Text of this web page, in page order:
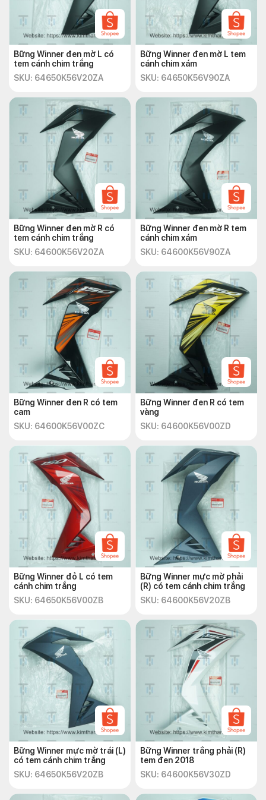
Bững Winner đen mờ L có
tem cánh chim trắng
SKU: 64650K56V20ZA
Bững Winner đen mờ L tem
cánh chim xám
SKU: 64650K56V90ZA
Bững Winner đen mờ R có
tem cánh chim trắng
SKU: 64600K56V20ZA
Bững Winner đen mờ R tem
cánh chim xám
SKU: 64600K56V90ZA
Bững Winner đen R có tem
cam
SKU: 64600K56V00ZC
Bững Winner đen R có tem
vàng
SKU: 64600K56V00ZD
Bững Winner đỏ L có tem
cánh chim trắng
SKU: 64650K56V00ZB
Bững Winner mực mờ phải
(R) có tem cánh chim trắng
SKU: 64600K56V20ZB
Bững Winner mực mờ trái (L)
có tem cánh chim trắng
SKU: 64650K56V20ZB
Bững Winner trắng phải (R)
tem đen 2018
SKU: 64600K56V30ZD